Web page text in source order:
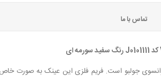
تماس با ما
جولبو است. فریم فلزی این عینک به صورت